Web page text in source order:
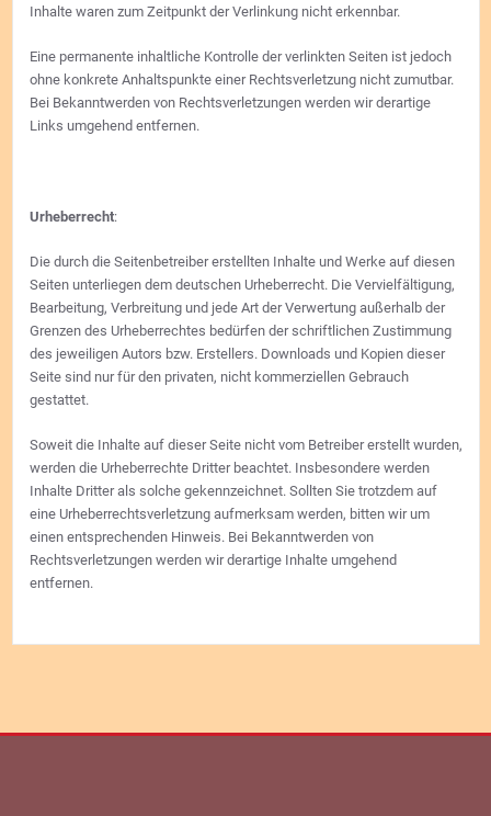
Inhalte waren zum Zeitpunkt der Verlinkung nicht erkennbar.
Eine permanente inhaltliche Kontrolle der verlinkten Seiten ist jedoch
ohne konkrete Anhaltspunkte einer Rechtsverletzung nicht zumutbar.
Bei Bekanntwerden von Rechtsverletzungen werden wir derartige
Links umgehend entfernen.
Urheberrecht:
Die durch die Seitenbetreiber erstellten Inhalte und Werke auf diesen
Seiten unterliegen dem deutschen Urheberrecht. Die Vervielfältigung,
Bearbeitung, Verbreitung und jede Art der Verwertung außerhalb der
Grenzen des Urheberrechtes bedürfen der schriftlichen Zustimmung
des jeweiligen Autors bzw. Erstellers. Downloads und Kopien dieser
Seite sind nur für den privaten, nicht kommerziellen Gebrauch
gestattet.
Soweit die Inhalte auf dieser Seite nicht vom Betreiber erstellt wurden,
werden die Urheberrechte Dritter beachtet. Insbesondere werden
Inhalte Dritter als solche gekennzeichnet. Sollten Sie trotzdem auf
eine Urheberrechtsverletzung aufmerksam werden, bitten wir um
einen entsprechenden Hinweis. Bei Bekanntwerden von
Rechtsverletzungen werden wir derartige Inhalte umgehend
entfernen.